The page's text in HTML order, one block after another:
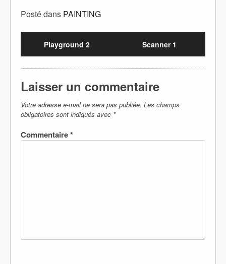
Posté dans PAINTING
Playground 2 Scanner 1
Laisser un commentaire
Votre adresse e-mail ne sera pas publiée. Les champs
obligatoires sont indiqués avec *
Commentaire*